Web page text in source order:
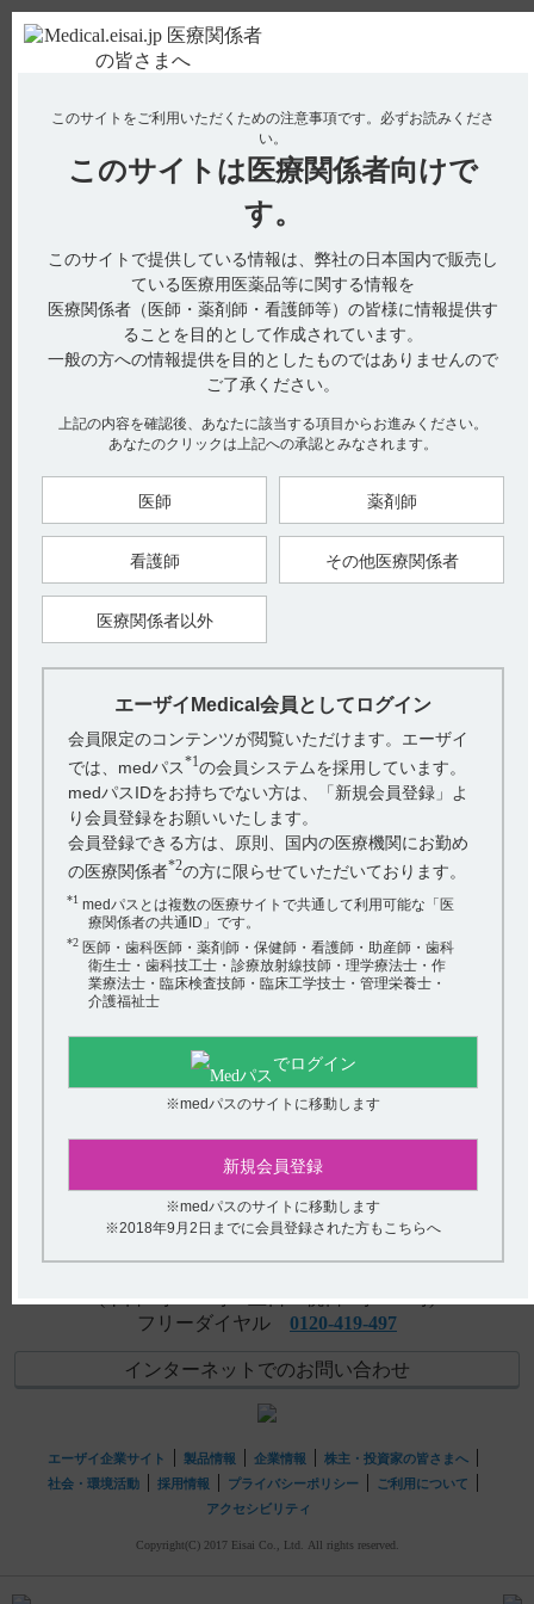
使用期限検索 Drug Information
No : 3308
【レンビマ】 他の抗悪性腫瘍剤の併用はできま
【レンビマ】
他の抗悪性腫瘍剤の併用はできますか？
電子添文には以下の記載があります。
〈根治切除不能な甲状腺癌、切除不能な胸腺癌〉
7.1 本剤と他の抗悪性腫瘍剤との併用について、有効性及び安
全性は確立されていない。
〈切除不能な肝細胞癌〉
7.3 本剤と他の抗悪性腫瘍剤との併用について、有効性及び安
全性は確立されていない。
1）レンビマカプセル4mg・10mg電子添文 2024年2月改訂（第5
版）7.用法及び用量に関連する注意 7.1、7.3
【更新年月】
戻る
関連するQ&A
【レンビマ】 小児への投与に関する注意事項は？
【レンビマ】 規制区分について教えて下さい。
【レンビマ・肝細胞癌】 局所療法後はいつからレンビマ
【レンビマ】 用法及び用量について教えて下さい。
【レンビマ】 副作用発現時の休薬、減量及び中止基準に
ついて教えてください。
アンケート:ご意見をお聞かせください
送信する
このサイトをご利用いただくための注意事項です。 必ずお読みくださ
い。
このサイトは 医療関係者向けで
す。
このサイトで提供している情報は、弊社の日本国内で販売し
ている医療用医薬品等に関する情報を
医療関係者（医師・薬剤師・看護師等）の皆様に情報提供す
ることを目的として作成されています。
一般の方への情報提供を目的としたものではありませんので
ご了承ください。
上記の内容を確認後、あなたに該当する項目からお進みください。
あなたのクリックは上記への承認とみなされます。
医師 薬剤師
看護師 その他医療関係者
医療関係者以外
エーザイMedical会員としてログイン
会員限定のコンテンツが閲覧いただけます。エーザイ
では、medパス*1の会員システムを採用しています。
medパスIDをお持ちでない方は、「新規会員登録」よ
り会員登録をお願いいたします。
会員登録できる方は、原則、国内の医療機関にお勤め
の医療関係者*2の方に限らせていただいております。
*1 medパスとは複数の医療サイトで共通して利用可能な「医
療関係者の共通ID」です。
*2 医師・歯科医師・薬剤師・保健師・看護師・助産師・歯科
衛生士・歯科技工士・診療放射線技師・理学療法士・作
業療法士・臨床検査技師・臨床工学技士・管理栄養士・
介護福祉士
でログイン
※medパスのサイトに移動します
新規会員登録
※medパスのサイトに移動します
※2018年9月2日までに会員登録された方もこちらへ
hhcホットライン
フリーダイヤル 0120-419-497
インターネットでのお問い合わせ
エーザイ企業サイト 製品情報 企業情報
株主・投資家の皆さまへ
社会・環境活動
採用情報 プライバシーポリシー
ご利用について
アクセシビリティ
Copyright(C) 2017 Eisai Co., Ltd. All rights reserved.